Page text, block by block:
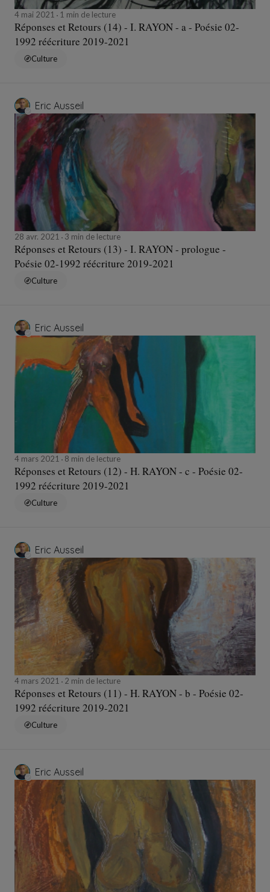
4 mai 2021 1 min de lecture
Réponses et Retours (14) - I. RAYON - a - Poésie 02-
1992 réécriture 2019-2021
Culture
Eric Ausseil
28 avr. 2021 3 min de lecture
Réponses et Retours (13) - I. RAYON - prologue -
Poésie 02-1992 réécriture 2019-2021
Culture
Eric Ausseil
4 mars 2021 8 min de lecture
Réponses et Retours (12) - H. RAYON - c - Poésie 02-
1992 réécriture 2019-2021
Culture
Eric Ausseil
4 mars 2021 2 min de lecture
Réponses et Retours (11) - H. RAYON - b - Poésie 02-
1992 réécriture 2019-2021
Culture
Eric Ausseil